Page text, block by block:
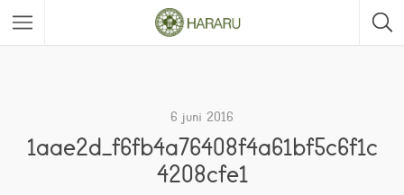
6 juni 2016
1aae2d_f6fb4a76408f4a61bf5c6f1c
4208cfe1